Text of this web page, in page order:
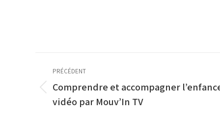
Navigation
article
PRÉCÉDENT
Article
précédent
Comprendre et accompagner
vidéo par Mouv’In TV